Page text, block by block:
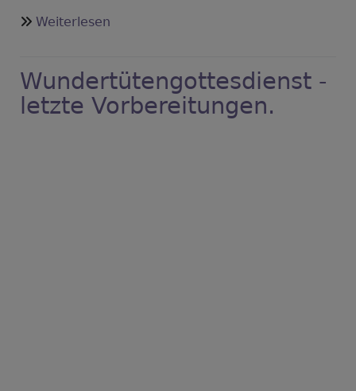
Weiterlesen
Andacht
über
Telefon
Wundertütengottesdienst -
letzte Vorbereitungen.